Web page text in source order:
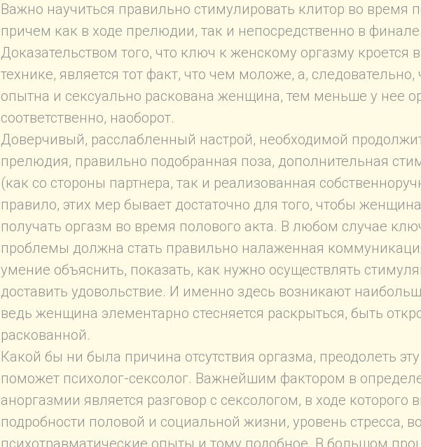
Важно научиться правильно стимулировать клитор во время
причем как в ходе прелюдии, так и непосредственно в финале.
Доказательством того, что ключ к женскому оргазму кроется
технике, является тот факт, что чем моложе, а,
опытна и сексуально раскована женщина, тем меньше у нее
соответственно, наоборот.
Доверчивый, расслабленный настрой, необходимой
прелюдия, правильно подобранная поза, дополнительная
(как со стороны партнера, так и реализованная
правило, этих мер бывает достаточно для того, чтобы
получать оргазм во время полового акта. В любом случае
проблемы должна стать правильно налаженная
умение объяснить, показать, как нужно осуществлять
доставить удовольствие. И именно здесь возникают
ведь женщина элементарно стесняется раскрыться, быть
раскованной.
Какой бы ни была причина отсутствия оргазма, преодолеть
поможет психолог-сексолог. Важнейшим фактором в
аноргазмии является разговор с сексологом, в ходе которого
подробности половой и социальной жизни, уровень стресса,